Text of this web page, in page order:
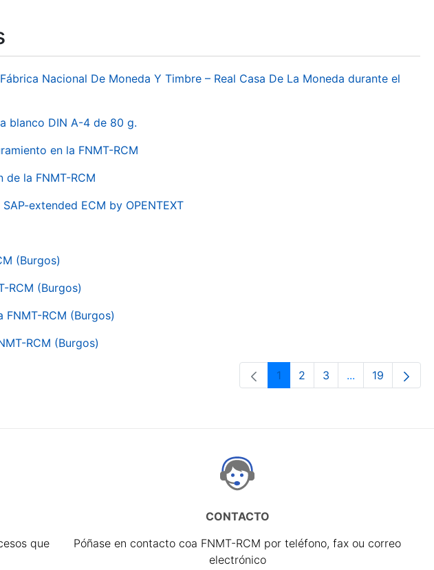
Nacional De Moneda Y Timbre – Real Casa De La Moneda durante el
blanco DIN A-4 de 80 g.
en la FNMT-RCM
la FNMT-RCM
extended ECM by OPENTEXT
(Burgos)
RCM (Burgos)
RCM (Burgos)
RCM (Burgos)
Páxina
1 Páxina
2 Páxina
3 ...PáxinasPáxina
19
que
CONTACTO
Póñase en contacto coa FNMT-RCM por teléfono, fax ou correo
electrónico